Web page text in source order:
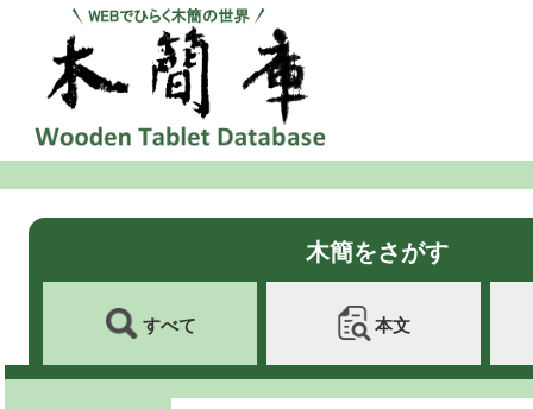
木簡をさがす
すべて 本文